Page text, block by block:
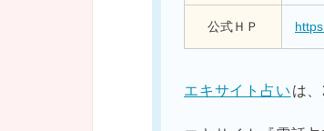
公式ＨＰ
エキサイト占い は